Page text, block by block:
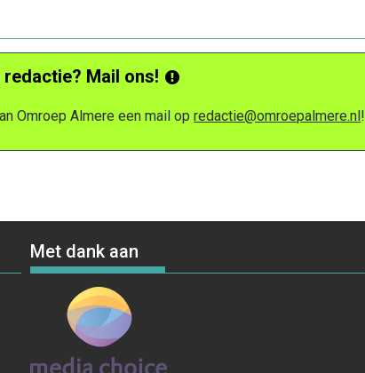
Mail ons!
Omroep Almere een mail opredactie@omroepalmere.nl!
Met dank aan